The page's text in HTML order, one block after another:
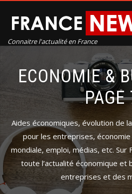
Connaitre l'actualité en France
ECONOMIE &
PAGE
Aides économiques, évolution de
pour les entreprises,
mondiale, emploi, médias, etc. Sur
toute l’actualité économique et
entreprises et des